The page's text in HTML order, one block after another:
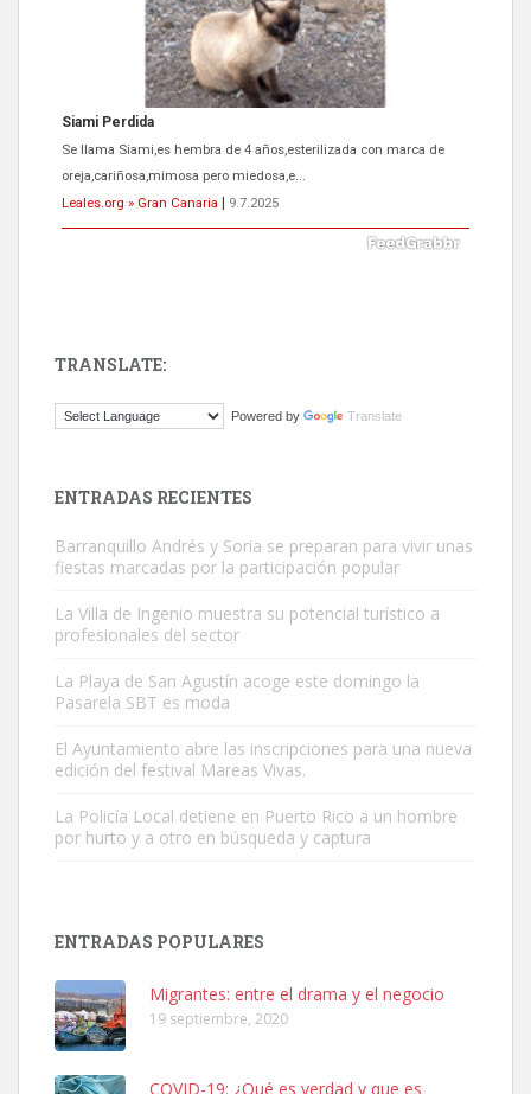
Siami Perdida
Se llama Siami,es hembra de 4 años,esterilizada con marca de
oreja,cariñosa,mimosa pero miedosa,e...
Leales.org » Gran Canaria
9.7.2025
El ayuntamiento se va a llevar a Los Gatos callejeros de la zona los
Este gato macho ha aparecido en la calle hace menos de un mes,
Leales.org » Gran Canaria
9.7.2025
Adopción urgente
hembra, 4 años. Por motivos personales ...
Leales.org » Gran Canaria | 6.7.2025
TRANSLATE:
Powered by Translate
ENTRADAS RECIENTES
Barranquillo Andrés y Soria se preparan para vivir unas
fiestas marcadas por la participación popular
La Villa de Ingenio muestra su potencial turístico a
profesionales del sector
La Playa de San Agustín acoge este domingo la
Pasarela SBT es moda
El Ayuntamiento abre las inscripciones para una nueva
edición del festival Mareas Vivas.
La Policía Local detiene en Puerto Rico a un hombre
por hurto y a otro en búsqueda y captura
ENTRADAS POPULARES
Migrantes: entre el drama y el negocio
19 septiembre, 2020
COVID-19: ¿Qué es verdad y que es